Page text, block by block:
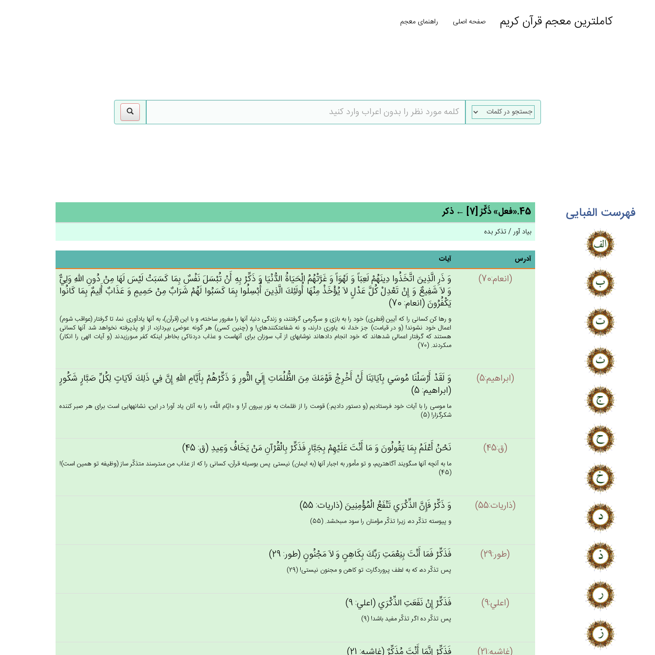
کاملترین معجم قرآن کریم صفحه اصلی راهنمای معجم
فهرست الفبایی 45.«فعل» ذَكِّرْ [7] ← ذکر
بیاد آور / تذکر بده
آدرس آیات
(انعام:70)
وَ ذَرِ الَّذِين‌َ اتَّخَذُوا دِينَهُم‌ْ لَعِبَاً وَ لَهْوَاً وَ غَرَّتْهُم‌ُ الْحَيَاة‌ُ الدُّنْيَا وَ ذَكِّرْ بِه‌ِ أَنْ‌ تُبْسَل‌َ نَفْس‌ٌ بِمَا كَسَبَت‌ْ لَيْس‌َ لَهَا مِنْ‌ دُون‌ِ الله‌ِ وَلِي‌ٌّ
وَ لاَ شَفِيع‌ٌ وَ إِنْ‌ تَعْدِل‌ْ كُل‌َّ عَدْل‌ٍ لاَ يُؤْخَذْ مِنْهَا أُولَئِك‌َ الَّذِين‌َ أُبْسِلُوا بِمَا كَسَبُوا لَهُم‌ْ شَرَاب‌ٌ مِنْ‌ حَمِيم‌ٍ وَ عَذَاب‌ٌ أَلِيم‌ٌ بِمَا كَانُوا
يَكْفُرُون‌َ (انعام: 70)
و رها كن كسانى را كه آيين (فطرى) خود را به بازى و سرگرمى گرفتند، و زندگى دنيا، آنها را مغرور ساخته، و با اين (قرآن)، به آنها يادآورى نما، تا گرفتار (عواقب شوم)
اعمال خود نشوند! (و در قيامت) جز خدا، نه ياورى دارند، و نه شفاعت‏كننده‏اى! و (چنين كسى) هر گونه عوضى بپردازد، از او پذيرفته نخواهد شد آنها كسانى
هستند كه گرفتار اعمالى شده‏اند كه خود انجام داده‏اند نوشابه‏اى از آب سوزان براى آنهاست و عذاب دردناكى بخاطر اينكه كفر مى‏ورزيدند (و آيات الهى را انكار)
مى‏كردند. (70)
(ابراهيم:5)
وَ لَقَدْ أَرْسَلْنَا مُوسَي‌ بِآيَاتِنَا أَن‌ْ أَخْرِج‌ْ قَوْمَك‌َ مِن‌َ الظُّلُمَات‌ِ إِلَي‌ النُّورِ وَ ذَكِّرْهُمْ‌ بِأَيَّام‌ِ الله‌ِ إِن‌َّ فِي‌ ذَلِك‌َ لَآيَات‌ٍ لِكُل‌ِّ صَبَّارٍ شَكُورٍ
(ابراهيم: 5)
ما موسى را با آيات خود فرستاديم (و دستور داديم:) قومت را از ظلمات به نور بيرون آر! و «ايّام اللَّه» را به آنان ياد آور! در اين، نشانه‏هايى است براى هر صبر كننده
شكرگزار! (5)
(ق:45) نَحْن‌ُ أَعْلَم‌ُ بِمَا يَقُولُون‌َ وَ مَا أَنْت‌َ عَلَيْهِمْ‌ بِجَبَّارٍ فَذَكِّرْ بِالْقُرْآن‌ِ مَنْ‌ يَخَاف‌ُ وَعِيدِ (ق: 45)
ما به آنچه آنها مى‏گويند آگاهتريم، و تو مأمور به اجبار آنها (به ايمان) نيستى پس بوسيله قرآن، كسانى را كه از عذاب من مى‏ترسند متذكّر ساز (وظيفه تو همين است)!
(45)
(ذاريات:55) وَ ذَكِّرْ فَإِن‌َّ الذِّكْرَي‌ تَنْفَع‌ُ الْمُؤْمِنِين‌َ (ذاريات: 55)
و پيوسته تذكّر ده، زيرا تذكّر مؤمنان را سود مى‏بخشد. (55)
(طور:29) فَذَكِّرْ فَمَا أَنْت‌َ بِنِعْمَت‌ِ رَبِّك‌َ بِكَاهِن‌ٍ وَ لاَ مَجْنُون‌ٍ (طور: 29)
پس تذكّر ده، كه به لطف پروردگارت تو كاهن و مجنون نيستى! (29)
(اعلي:9) فَذَكِّرْ إِنْ‌ نَفَعَت‌ِ الذِّكْرَي‌ (اعلي: 9)
پس تذكّر ده اگر تذكّر مفيد باشد! (9)
(غاشيه:21) فَذَكِّرْ إِنَّمَا أَنْت‌َ مُذَكِّرٌ (غاشيه: 21)